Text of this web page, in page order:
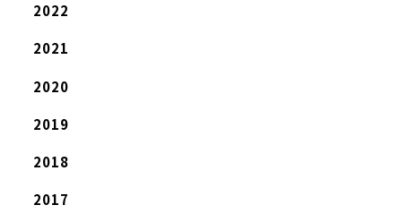
2022
2021
2020
2019
2018
2017